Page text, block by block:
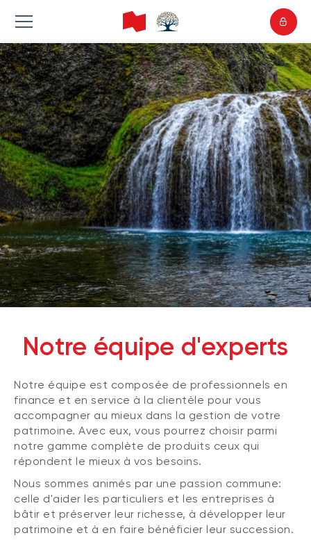
Notre équipe d'experts
Notre équipe est composée de professionnels en
finance et en service à la clientèle pour vous
accompagner au mieux dans la gestion de votre
patrimoine. Avec eux, vous pourrez choisir parmi
notre gamme complète de produits ceux qui
répondent le mieux à vos besoins.
Nous sommes animés par une passion commune:
celle d'aider les particuliers et les entreprises à
bâtir et préserver leur richesse, à développer leur
patrimoine et à en faire bénéficier leur succession.